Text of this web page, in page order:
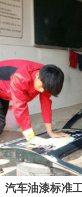
汽车油漆标准